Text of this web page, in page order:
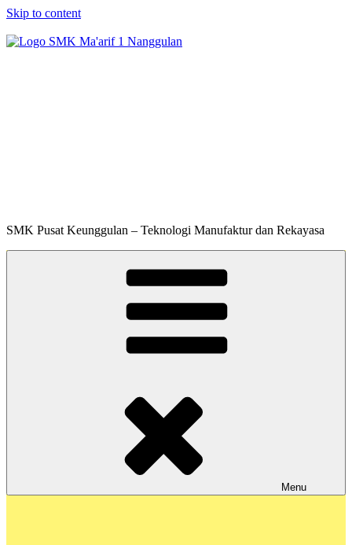
Skip to content
SMK Pusat Keunggulan – Teknologi Manufaktur dan Rekayasa
Menu